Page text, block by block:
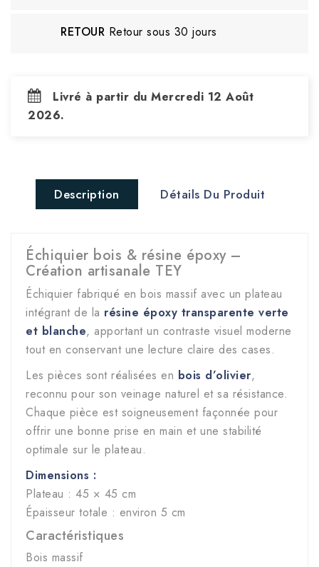
RETOUR Retour sous 30 jours
Livré à partir du Mercredi 12 Août
2026.
Description Détails Du Produit
Échiquier bois & résine époxy –
Création artisanale TEY
Échiquier fabriqué en bois massif avec un plateau
intégrant de la résine époxy transparente verte
et blanche, apportant un contraste visuel moderne
tout en conservant une lecture claire des cases.
Les pièces sont réalisées en bois d’olivier,
reconnu pour son veinage naturel et sa résistance.
Chaque pièce est soigneusement façonnée pour
offrir une bonne prise en main et une stabilité
optimale sur le plateau.
Dimensions :
Plateau : 45 × 45 cm
Épaisseur totale : environ 5 cm
Caractéristiques
Bois massif